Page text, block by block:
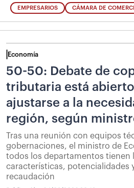
EMPRESARIOS CÁMARA DE
Economía
50-50: Debate de
tributaria está
ajustarse a la
región, según
Tras una reunión con equipos
gobernaciones, el ministro de
todos los departamentos tienen
características, potencialidades
recaudación